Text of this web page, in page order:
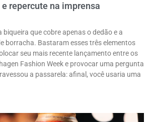
repercute na imprensa
biqueira que cobre apenas o dedão e a
borracha. Bastaram esses três elementos
seu mais recente lançamento entre os
Fashion Week e provocar uma pergunta
a passarela: afinal, você usaria uma